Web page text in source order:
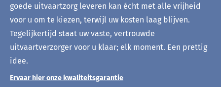
goede uitvaartzorg leveren kan écht met alle vrijheid
voor u om te kiezen, terwijl uw kosten laag blijven.
Tegelijkertijd staat uw vaste, vertrouwde
uitvaartverzorger voor u klaar; elk moment. Een prettig
idee.
Ervaar hier onze kwaliteitsgarantie